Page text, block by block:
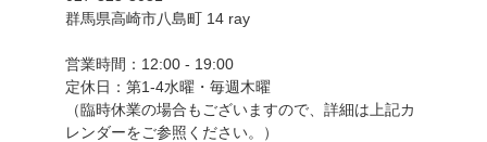
群馬県高崎市八島町 14 ray
営業時間：12:00 - 19:00
定休日：第1-4水曜・毎週木曜
（臨時休業の場合もございますので、詳細は上記カ
レンダーをご参照ください。）